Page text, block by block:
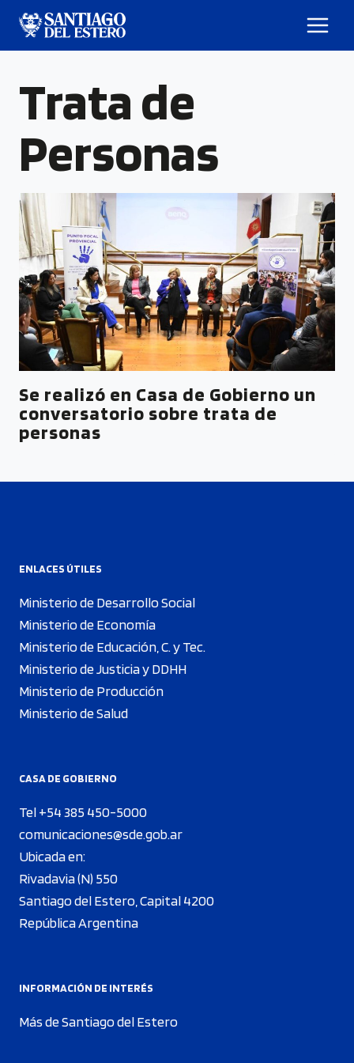
Trata de
Personas
Se realizó en Casa de Gobierno un
conversatorio sobre trata de
personas
ENLACES ÚTILES
Ministerio de Desarrollo Social
Ministerio de Economía
Ministerio de Educación, C. y Tec.
Ministerio de Justicia y DDHH
Ministerio de Producción
Ministerio de Salud
CASA DE GOBIERNO
Tel +54 385 450-5000
comunicaciones@sde.gob.ar
Ubicada en:
Rivadavia (N) 550
Santiago del Estero, Capital 4200
República Argentina
INFORMACIÓN DE INTERÉS
Más de Santiago del Estero